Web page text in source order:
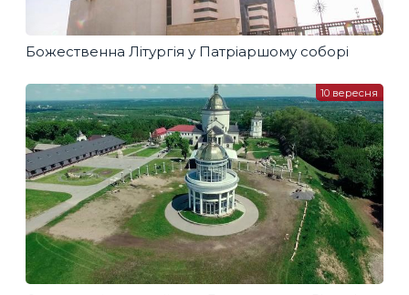
Божественна Літургія у Патріаршому соборі
10 вересня